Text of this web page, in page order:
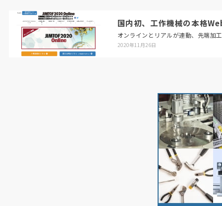
国内初、工作機械の本格
オンラインとリアルが連動、先端加
2020年11月26日